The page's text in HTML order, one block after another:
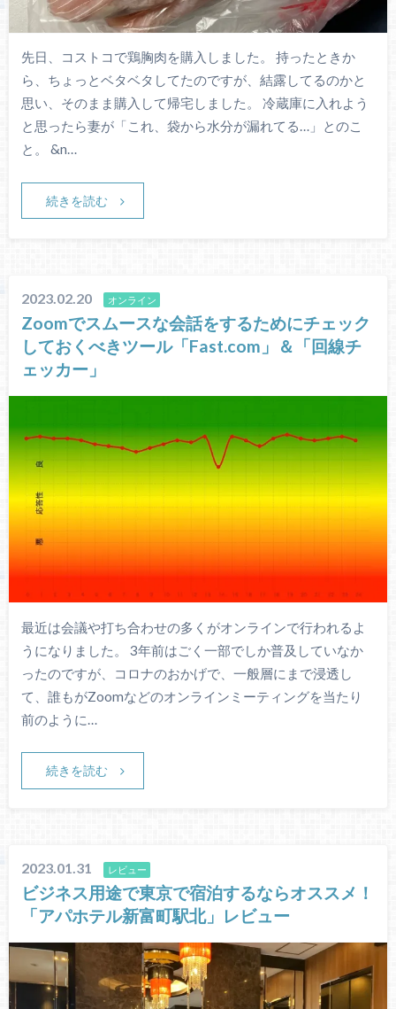
先日、コストコで鶏胸肉を購入しました。 持ったときか
ら、ちょっとベタベタしてたのですが、結露してるのかと
思い、そのまま購入して帰宅しました。 冷蔵庫に入れよう
と思ったら妻が「これ、袋から水分が漏れてる…」とのこ
と。 &n…
続きを読む
2023.02.20 オンライン
Zoomでスムースな会話をするためにチェック
しておくべきツール「Fast.com」＆「回線チ
ェッカー」
最近は会議や打ち合わせの多くがオンラインで行われるよ
うになりました。 3年前はごく一部でしか普及していなか
ったのですが、コロナのおかげで、一般層にまで浸透し
て、誰もがZoomなどのオンラインミーティングを当たり
前のように…
続きを読む
2023.01.31 レビュー
ビジネス用途で東京で宿泊するならオススメ！
「アパホテル新富町駅北」レビュー